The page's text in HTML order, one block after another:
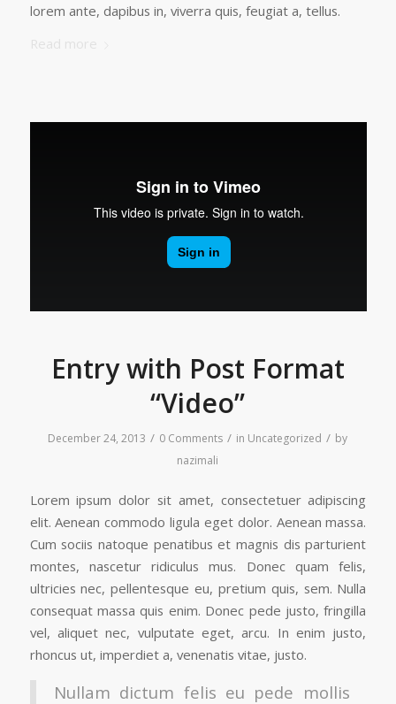
lorem ante, dapibus in, viverra quis, feugiat a, tellus.
Entry with Post Format
“Video”
December 24, 2013 / 0 Comments / in Uncategorized / by
nazimali
Lorem ipsum dolor sit amet, consectetuer adipiscing
elit. Aenean commodo ligula eget dolor. Aenean massa.
Cum sociis natoque penatibus et magnis dis parturient
montes, nascetur ridiculus mus. Donec quam felis,
ultricies nec, pellentesque eu, pretium quis, sem. Nulla
consequat massa quis enim. Donec pede justo, fringilla
vel, aliquet nec, vulputate eget, arcu. In enim justo,
rhoncus ut, imperdiet a, venenatis vitae, justo.
Nullam dictum felis eu pede mollis